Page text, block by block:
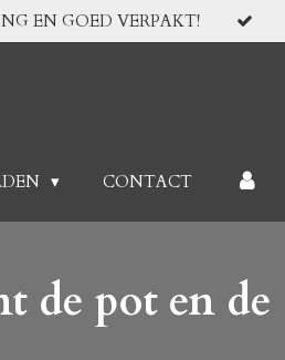
EN GOED VERPAKT!
CONTACT
de pot en de